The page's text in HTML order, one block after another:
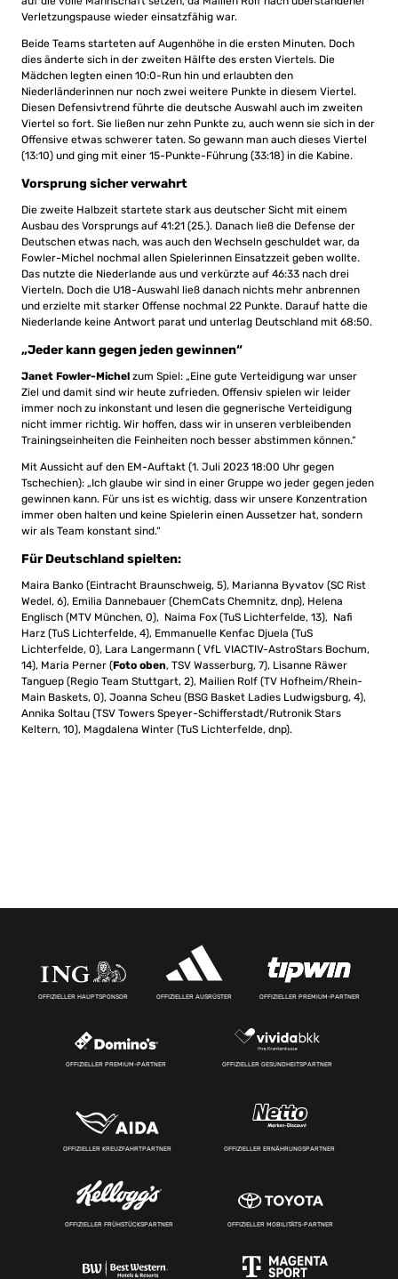
Verletzungspause wieder einsatzfähig war.
Beide Teams starteten auf Augenhöhe in die ersten Minuten. Doch
dies änderte sich in der zweiten Hälfte des ersten Viertels. Die
Mädchen legten einen 10:0-Run hin und erlaubten den
Niederländerinnen nur noch zwei weitere Punkte in diesem Viertel.
Diesen Defensivtrend führte die deutsche Auswahl auch im zweiten
Viertel so fort. Sie ließen nur zehn Punkte zu, auch wenn sie sich in der
Offensive etwas schwerer taten. So gewann man auch dieses Viertel
(13:10) und ging mit einer 15-Punkte-Führung (33:18) in die Kabine.
Vorsprung sicher verwahrt
Die zweite Halbzeit startete stark aus deutscher Sicht mit einem
Ausbau des Vorsprungs auf 41:21 (25.). Danach ließ die Defense der
Deutschen etwas nach, was auch den Wechseln geschuldet war, da
Fowler-Michel nochmal allen Spielerinnen Einsatzzeit geben wollte.
Das nutzte die Niederlande aus und verkürzte auf 46:33 nach drei
Vierteln. Doch die U18-Auswahl ließ danach nichts mehr anbrennen
und erzielte mit starker Offense nochmal 22 Punkte. Darauf hatte die
Niederlande keine Antwort parat und unterlag Deutschland mit 68:50.
„Jeder kann gegen jeden gewinnen“
Janet Fowler-Michel zum Spiel: „Eine gute Verteidigung war unser
Ziel und damit sind wir heute zufrieden. Offensiv spielen wir leider
immer noch zu inkonstant und lesen die gegnerische Verteidigung
nicht immer richtig. Wir hoffen, dass wir in unseren verbleibenden
Trainingseinheiten die Feinheiten noch besser abstimmen können.“
Mit Aussicht auf den EM-Auftakt (1. Juli 2023 18:00 Uhr gegen
Tschechien): „Ich glaube wir sind in einer Gruppe wo jeder gegen jeden
gewinnen kann. Für uns ist es wichtig, dass wir unsere Konzentration
immer oben halten und keine Spielerin einen Aussetzer hat, sondern
wir als Team konstant sind.“
Für Deutschland spielten:
Maira Banko (Eintracht Braunschweig, 5), Marianna Byvatov (SC Rist
Wedel, 6), Emilia Dannebauer (ChemCats Chemnitz, dnp), Helena
Englisch (MTV München, 0), Naima Fox (TuS Lichterfelde, 13), Nafi
Harz (TuS Lichterfelde, 4), Emmanuelle Kenfac Djuela (TuS
Lichterfelde, 0), Lara Langermann ( VfL VIACTIV-AstroStars Bochum,
14), Maria Perner (Foto oben, TSV Wasserburg, 7), Lisanne Räwer
Tanguep (Regio Team Stuttgart, 2), Mailien Rolf (TV Hofheim/Rhein-
Main Baskets, 0), Joanna Scheu (BSG Basket Ladies Ludwigsburg, 4),
Annika Soltau (TSV Towers Speyer-Schifferstadt/Rutronik Stars
Keltern, 10), Magdalena Winter (TuS Lichterfelde, dnp).
OFFIZIELLER HAUPTSPONSOR OFFIZIELLER AUSRÜSTER OFFIZIELLER PREMIUM-PARTNER
OFFIZIELLER PREMIUM-PARTNER OFFIZIELLER GESUNDHEITSPARTNER
OFFIZIELLER KREUZFAHRTPARTNER OFFIZIELLER ERNÄHRUNGSPARTNER
OFFIZIELLER FRÜHSTÜCKSPARTNER OFFIZIELLER MOBILITÄTS-PARTNER